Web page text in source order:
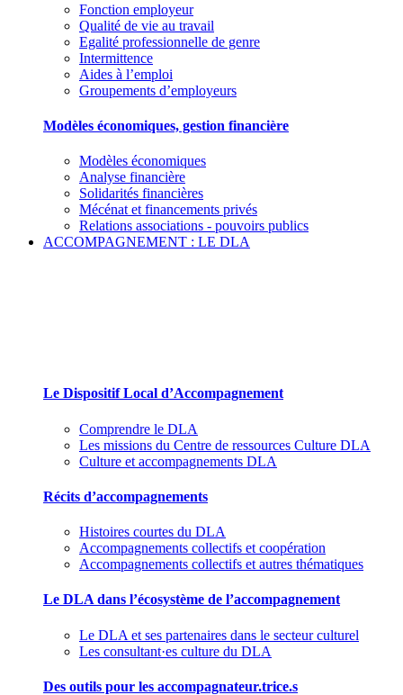
Fonction employeur
Qualité de vie au travail
Egalité professionnelle de genre
Intermittence
Aides à l’emploi
Groupements d’employeurs
Modèles économiques, gestion financière
Modèles économiques
Analyse financière
Solidarités financières
Mécénat et financements privés
Relations associations - pouvoirs publics
ACCOMPAGNEMENT : LE DLA
Le Dispositif Local d’Accompagnement
Comprendre le DLA
Les missions du Centre de ressources Culture DLA
Culture et accompagnements DLA
Récits d’accompagnements
Histoires courtes du DLA
Accompagnements collectifs et coopération
Accompagnements collectifs et autres thématiques
Le DLA dans l’écosystème de l’accompagnement
Le DLA et ses partenaires dans le secteur culturel
Les consultant·es culture du DLA
Des outils pour les accompagnateur.trice.s